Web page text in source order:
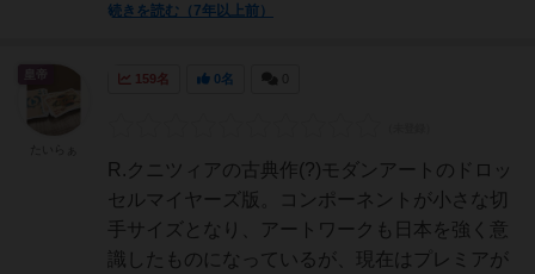
続きを読む（7年以上前）
159名 0名
R.クニツィアの古典作(?)モダンアートのドロッ
セルマイヤーズ版。コンポーネントが小さな切
手サイズとなり、アートワークも日本を強く意
識したものになっているが、現在はプレミアが
皇帝